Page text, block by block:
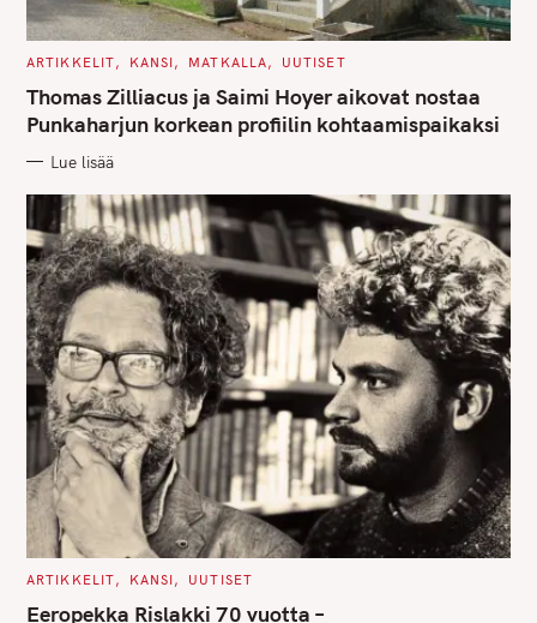
C
T
E
G
O
I
S
ARTIKKELIT KANSI MATKALLA UUTISET
Thomas Zilliacus ja Saimi Hoyer aikovat nostaa
Punkaharjun korkean profiilin kohtaamispaikaksi
Lue lisää
C
T
ARTIKKELIT KANSI UUTISET
Eeropekka Rislakki 70 vuotta –